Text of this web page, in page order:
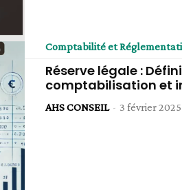
Comptabilité et
Réserve légale :
comptabilisation et
AHS CONSEIL - 3 février 2025